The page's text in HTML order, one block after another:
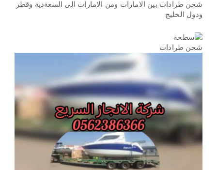
شحن طرادات بين الامارات ومن الامارات الى السعةدية وقطر
ودول الخليج
شحن طرادات